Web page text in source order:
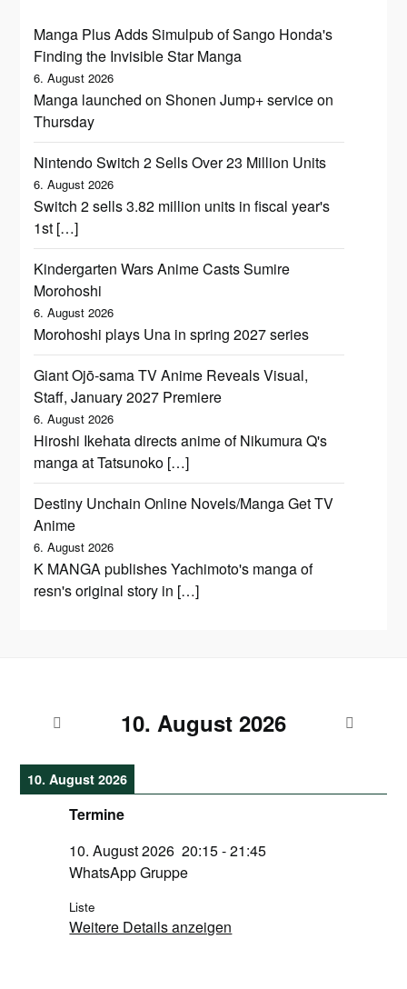
Manga Plus Adds Simulpub of Sango Honda's
Finding the Invisible Star Manga
6. August 2026
Manga launched on Shonen Jump+ service on
Thursday
Nintendo Switch 2 Sells Over 23 Million Units
6. August 2026
Switch 2 sells 3.82 million units in fiscal year's
1st […]
Kindergarten Wars Anime Casts Sumire
Morohoshi
6. August 2026
Morohoshi plays Una in spring 2027 series
Giant Ojō-sama TV Anime Reveals Visual,
Staff, January 2027 Premiere
6. August 2026
Hiroshi Ikehata directs anime of Nikumura Q's
manga at Tatsunoko […]
Destiny Unchain Online Novels/Manga Get TV
Anime
6. August 2026
K MANGA publishes Yachimoto's manga of
resn's original story in […]
10. August 2026
10. August 2026
Termine
10. August 2026 20:15-21:45
WhatsApp Gruppe
Liste
Weitere Details anzeigen